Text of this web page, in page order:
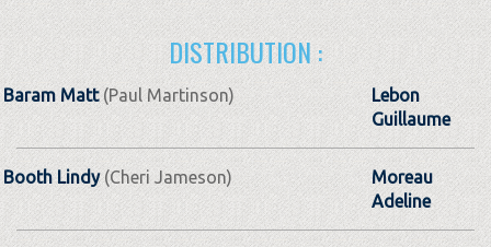
DISTRIBUTION :
Baram Matt(Paul Martinson)
Lebon
Guillaume
Booth Lindy(Cheri Jameson)
Moreau
Adeline